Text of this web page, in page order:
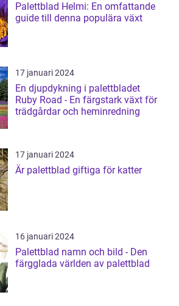
Palettblad Helmi: En omfattande
guide till denna populära växt
17 januari 2024
En djupdykning i palettbladet
Ruby Road - En färgstark växt för
trädgårdar och heminredning
17 januari 2024
Är palettblad giftiga för katter
16 januari 2024
Palettblad namn och bild - Den
färgglada världen av palettblad